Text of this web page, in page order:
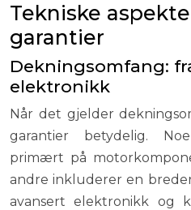
Tekniske
garantier
Dekningsomfang:
elektronikk
Når det gjelder
garantier betydelig.
primært på
andre inkluderer en
avansert elektronikk og